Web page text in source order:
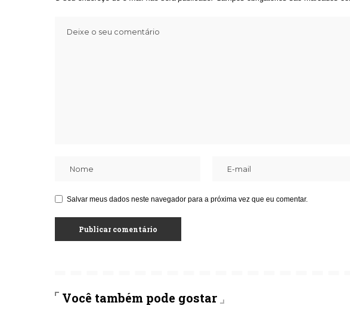
Salvar meus dados neste navegador para a próxima vez que eu comentar.
Você também pode gostar